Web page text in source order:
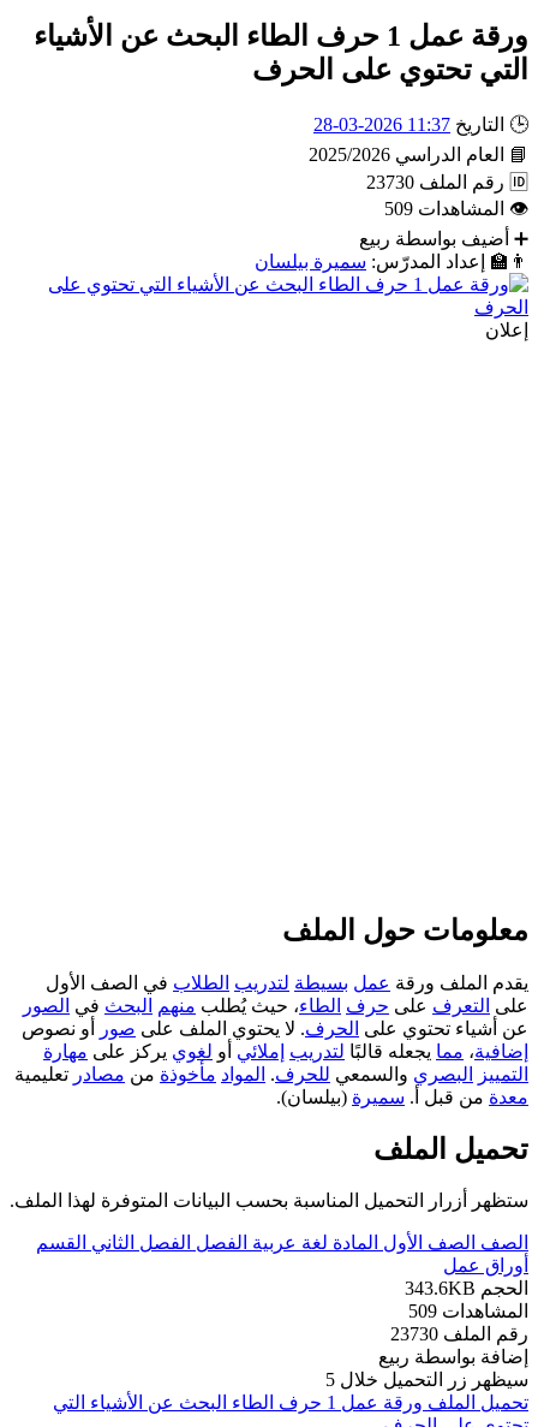
ورقة عمل 1 حرف الطاء البحث عن الأشياء
التي تحتوي على الحرف
🕒 التاريخ 11:37 2026-03-28
📘
العام الدراسي 2025/2026
🆔 رقم الملف 23730
👁
المشاهدات 509
➕
أضيف بواسطة ربيع
👨‍🏫
إعداد المدرّس: سميرة بيلسان
إعلان
معلومات حول الملف
يقدم الملف ورقة عمل بسيطة لتدريب الطلابفي الصف الأول
على التعرفعلى حرف الطاء، حيث يُطلب منهم البحثفي الصور
عن أشياء تحتوي على الحرف. لا يحتوي الملف على صور
أو نصوص
إضافية، ممايجعله قالبًا لتدريب إملائيأو لغوييركز على مهارة
التمييز
البصريوالسمعي للحرف. المواد مأخوذةمن مصادر تعليمية
معدةمن قبل أ. سميرة(بيلسان).
تحميل الملف
ستظهر أزرار التحميل المناسبة بحسب البيانات المتوفرة لهذا الملف.
الصف الصف الأول المادة لغة عربية الفصل الفصل الثاني
القسم
أوراق عمل
الحجم 343.6KB
المشاهدات 509
رقم الملف 23730
إضافة بواسطة ربيع
سيظهر زر التحميل خلال 5
تحميل الملف
ورقة عمل 1 حرف الطاء البحث عن الأشياء التي